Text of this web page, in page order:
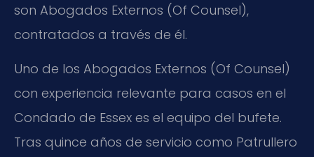
son Abogados Externos (Of Counsel),
contratados a través de él.
Uno de los Abogados Externos (Of Counsel)
con experiencia relevante para casos en el
Condado de Essex es el equipo del bufete.
Tras quince años de servicio como Patrullero